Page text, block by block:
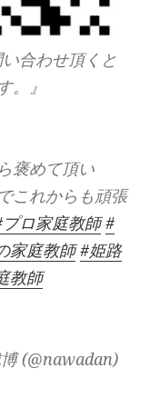
合わせ頂くと
。』
褒めて頂い
これからも頑張
ロ家庭教師 #
家庭教師 #姫路
教師
(@nawadan)